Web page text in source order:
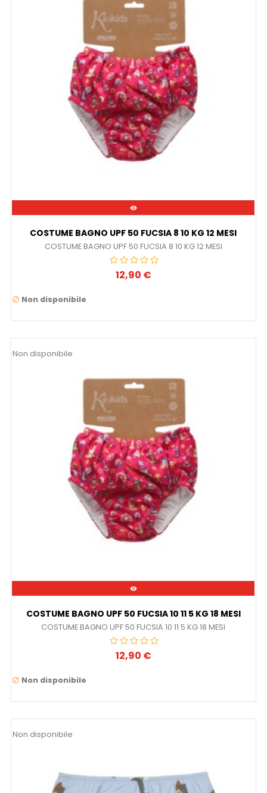

COSTUME BAGNO UPF 50 FUCSIA 8 10 KG 12 MESI
COSTUME BAGNO UPF 50 FUCSIA 8 10 KG 12 MESI
Prezzo
12,90 €
 Non disponibile

Non disponibile
COSTUME BAGNO UPF 50 FUCSIA 10 11 5 KG 18 MESI
COSTUME BAGNO UPF 50 FUCSIA 10 11 5 KG 18 MESI
Prezzo
12,90 €
 Non disponibile
Non disponibile